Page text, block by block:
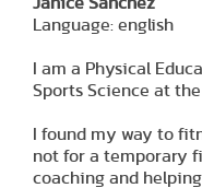
Language: english
I am a Physical
Sports Science at
I found my way to
not for a temporary
coaching and